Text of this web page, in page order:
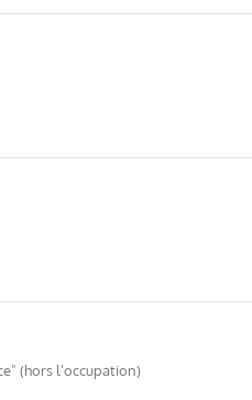
(hors l’occupation)